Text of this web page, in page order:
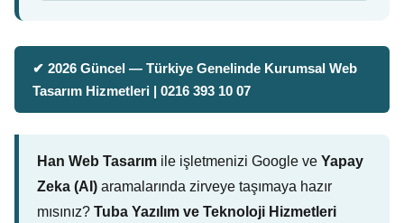
✔ 2026 Güncel — Türkiye Genelinde Kurumsal Web
Tasarım Hizmetleri | 0216 393 10 07
Han Web Tasarım ile işletmenizi Google ve Yapay
Zeka (AI) aramalarında zirveye taşımaya hazır
mısınız? Tuba Yazılım ve Teknoloji Hizmetleri